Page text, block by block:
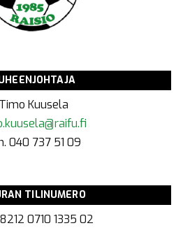
Timo Kuusela
040 737 51 09
TILINUMERO
0710 1335 02